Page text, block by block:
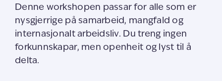
Denne workshopen passar for alle som er
nysgjerrige på samarbeid, mangfald og
internasjonalt arbeidsliv. Du treng ingen
forkunnskapar, men openheit og lyst til å
delta.